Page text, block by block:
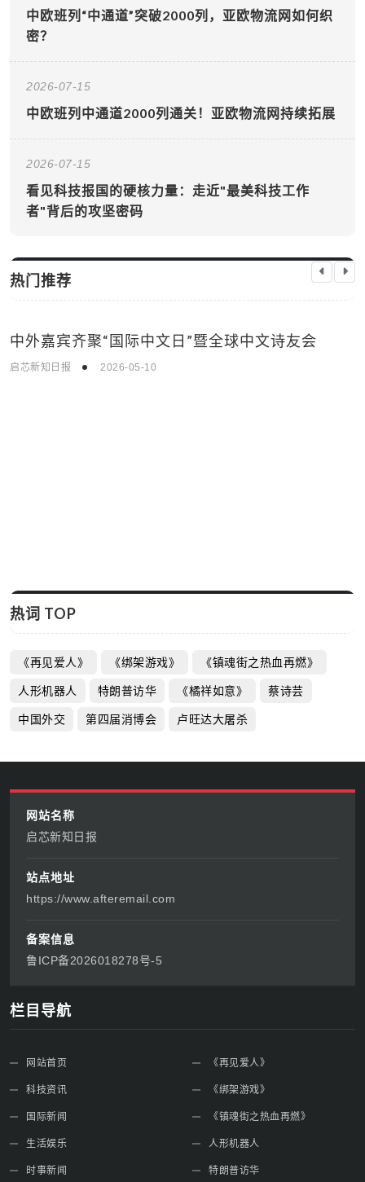
中欧班列“中通道”突破2000列，亚欧物流网如何织
密？
2026-07-15
中欧班列中通道2000列通关！亚欧物流网持续拓展
2026-07-15
看见科技报国的硬核力量：走近"最美科技工作
者"背后的攻坚密码
热门推荐
时事新闻
中外嘉宾齐聚“国际中文日”暨全球中文诗友会
启芯新知日报 2026-05-10
热词 TOP
《再见爱人》 《绑架游戏》 《镇魂街之热血再燃》
人形机器人 特朗普访华 《橘祥如意》 蔡诗芸
中国外交 第四届消博会 卢旺达大屠杀
网站名称
启芯新知日报
站点地址
https://www.afteremail.com
备案信息
鲁ICP备2026018278号-5
栏目导航
网站首页
科技资讯
国际新闻
生活娱乐
时事新闻
《再见爱人》
《绑架游戏》
《镇魂街之热血再燃》
人形机器人
特朗普访华